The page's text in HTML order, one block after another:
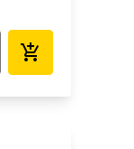
add_shopping_cart